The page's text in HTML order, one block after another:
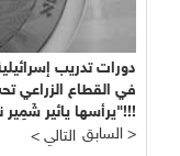
دورات تدريب
في القطاع الزراعي
يرأسها يائير شَمِير نائب ليبرمان رئيس "إسرائيل بيتنا"!!!
< التالي
السابق >